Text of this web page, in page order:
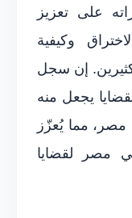
على تعزيز
وكيفية
إن سجل
يجعل منه
مصر، مما يُعزّز
مصر لقضايا